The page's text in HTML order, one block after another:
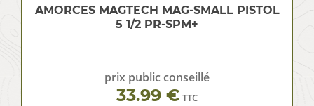
AMORCES MAGTECH MAG-SMALL PISTOL
5 1/2 PR-SPM+
prix public conseillé
33.99 € TTC